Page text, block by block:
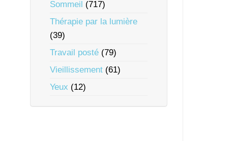
Sommeil (717)
Thérapie par la lumière
(39)
Travail posté (79)
Vieillissement (61)
Yeux (12)